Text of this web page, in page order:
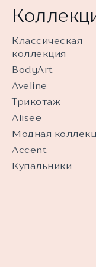
Классическая
коллекция
BodyArt
Aveline
Трикотаж
Alisee
Модная
Accent
Купальники